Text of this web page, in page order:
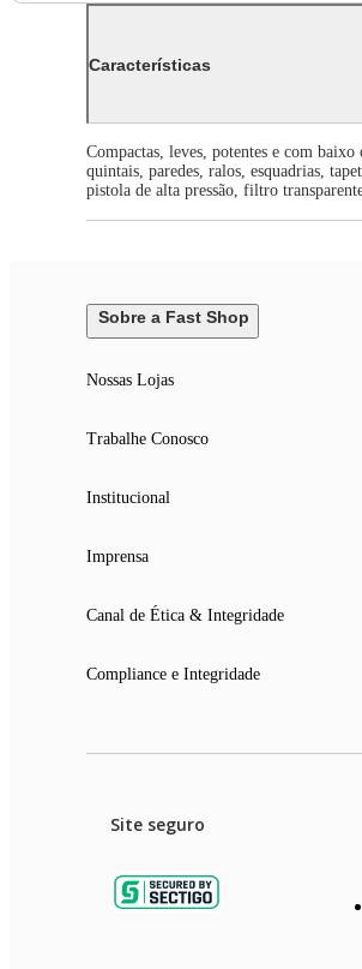
Características
Compactas, leves, potentes e com baixo
quintais, paredes, ralos, esquadrias,
pistola de alta pressão, filtro
Sobre a Fast Shop
Nossas Lojas
Trabalhe Conosco
Institucional
Imprensa
Canal de Ética & Integridade
Compliance e Integridade
Site seguro